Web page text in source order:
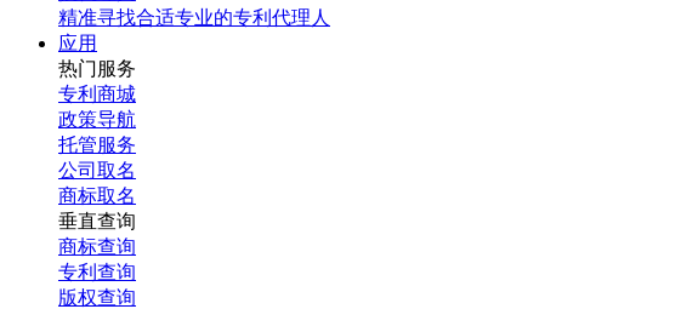
精准寻找合适专业的专利代理人
应用
热门服务
专利商城
政策导航
托管服务
公司取名
商标取名
垂直查询
商标查询
专利查询
版权查询